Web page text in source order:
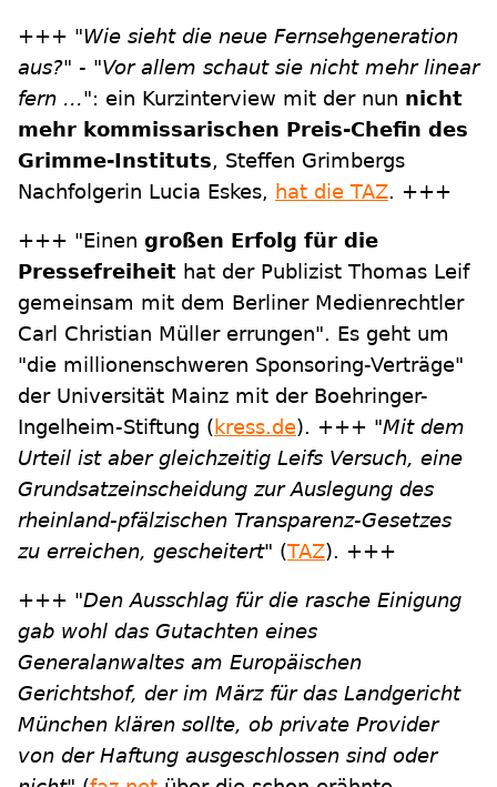
+++ "Wie sieht die neue Fernsehgeneration
aus?" - "Vor allem schaut sie nicht mehr linear
fern ...": ein Kurzinterview mit der nun nicht
mehr kommissarischen Preis-Chefin des
Grimme-Instituts, Steffen Grimbergs
Nachfolgerin Lucia Eskes, hat die TAZ. +++
+++ "Einen großen Erfolg für die
Pressefreiheit hat der Publizist Thomas Leif
gemeinsam mit dem Berliner Medienrechtler
Carl Christian Müller errungen". Es geht um
"die millionenschweren Sponsoring-Verträge"
der Universität Mainz mit der Boehringer-
Ingelheim-Stiftung (kress.de). +++ "Mit dem
Urteil ist aber gleichzeitig Leifs Versuch, eine
Grundsatzeinscheidung zur Auslegung des
rheinland-pfälzischen Transparenz-Gesetzes
zu erreichen, gescheitert" (TAZ). +++
+++ "Den Ausschlag für die rasche Einigung
gab wohl das Gutachten eines
Generalanwaltes am Europäischen
Gerichtshof, der im März für das Landgericht
München klären sollte, ob private Provider
von der Haftung ausgeschlossen sind oder